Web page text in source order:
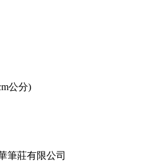
公分)
筆莊有限公司